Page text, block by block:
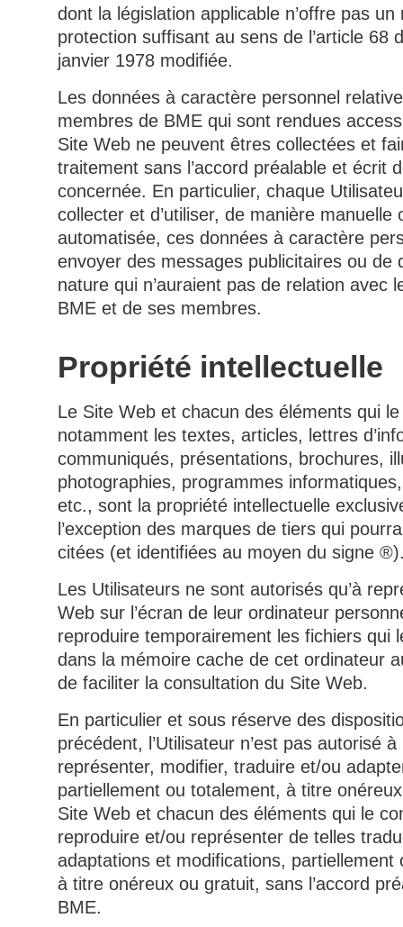
dont la législation applicable n’offre pas un
protection suffisant au sens de l’article 68
janvier 1978 modifiée.
Les données à caractère personnel
membres de BME qui sont rendues
Site Web ne peuvent êtres collectées et
traitement sans l’accord préalable et écrit
concernée. En particulier, chaque
collecter et d’utiliser, de manière manuelle
automatisée, ces données à caractère
envoyer des messages publicitaires ou de
nature qui n’auraient pas de relation avec
BME et de ses membres.
Propriété intellectuelle
Le Site Web et chacun des éléments qui
notamment les textes, articles, lettres
communiqués, présentations, brochures,
photographies, programmes
etc., sont la propriété intellectuelle
l’exception des marques de tiers qui
citées (et identifiées au moyen du signe
Les Utilisateurs ne sont autorisés qu’à
Web sur l’écran de leur ordinateur
reproduire temporairement les fichiers qui
dans la mémoire cache de cet ordinateur
de faciliter la consultation du Site Web.
En particulier et sous réserve des
précédent, l’Utilisateur n’est pas autorisé
représenter, modifier, traduire et/ou
partiellement ou totalement, à titre
Site Web et chacun des éléments qui le
reproduire et/ou représenter de telles
adaptations et modifications, partiellement
à titre onéreux ou gratuit, sans l’accord
BME.